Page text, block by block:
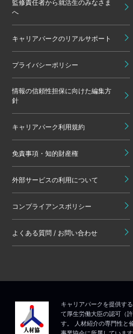
監修責任者から就活生のみなさま
へ
キャリアパークのリアルサポート
プライバシーポリシー
情報の信頼性担保に向けた編集方
針
キャリアパーク利用規約
免責事項・知的財産権
外部サービスの利用について
コンプライアンスポリシー
よくある質問 / お問い合わせ